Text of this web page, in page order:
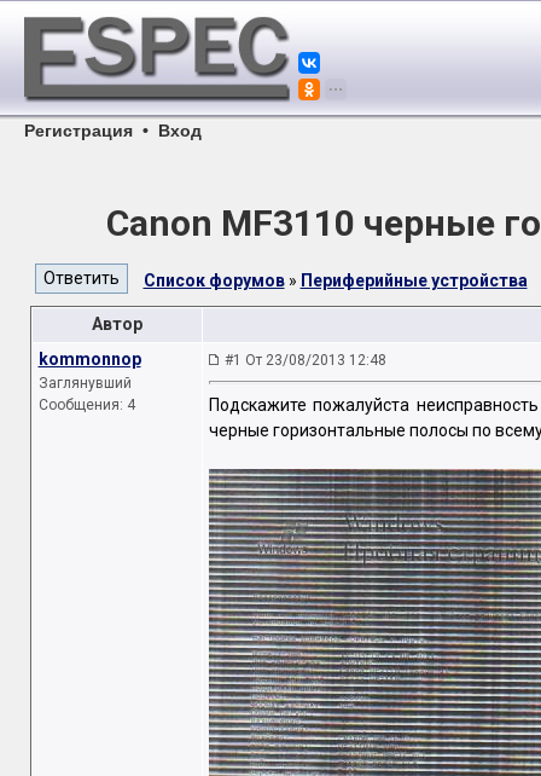
Регистрация • Вход
Canon MF3110 черные
Список форумов» Периферийные устройства
Автор
kommonnop
Заглянувший
Сообщения: 4
#1 От 23/08/2013 12:48
Подскажите пожалуйста
черные горизонтальные полосы по